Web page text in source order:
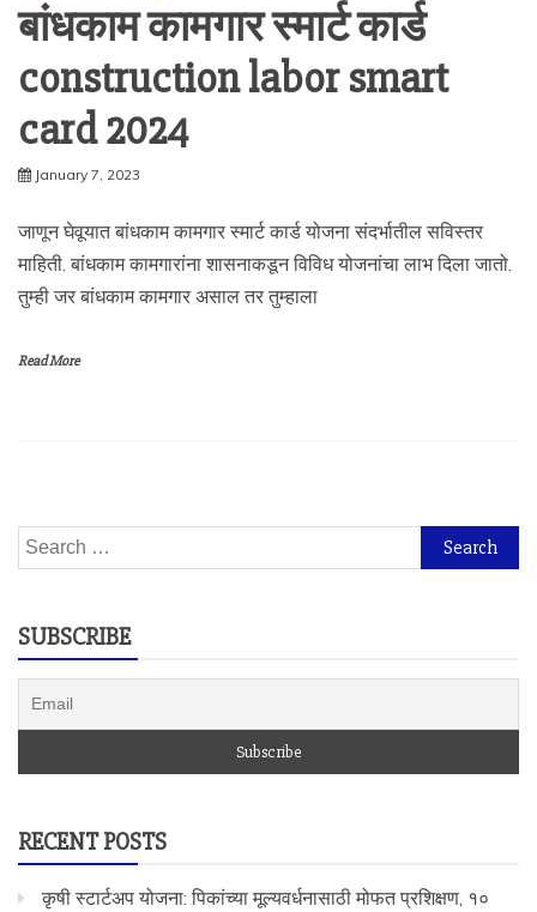
बांधकाम कामगार स्मार्ट कार्ड
construction labor smart
card 2024
January 7, 2023
जाणून घेवूयात बांधकाम कामगार स्मार्ट कार्ड योजना संदर्भातील सविस्तर
माहिती. बांधकाम कामगारांना शासनाकडून विविध योजनांचा लाभ दिला जातो.
तुम्ही जर बांधकाम कामगार असाल तर तुम्हाला
Read More
Search
for:
SUBSCRIBE
RECENT POSTS
कृषी स्टार्टअप योजना: पिकांच्या मूल्यवर्धनासाठी मोफत प्रशिक्षण, १०